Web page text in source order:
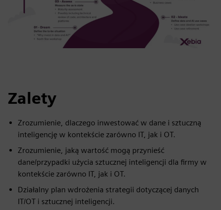
Zalety
Zrozumienie, dlaczego inwestować w dane i sztuczną
inteligencję w kontekście zarówno IT, jak i OT.
Zrozumienie, jaką wartość mogą przynieść
dane/przypadki użycia sztucznej inteligencji dla firmy w
kontekście zarówno IT, jak i OT.
Działalny plan wdrożenia strategii dotyczącej danych
IT/OT i sztucznej inteligencji.